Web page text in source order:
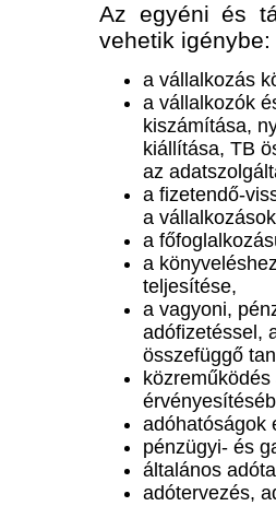
Az egyéni és
vehetik igénybe:
a vállalkozás
a vállalkozók
kiszámítása,
kiállítása, TB
az
a fizetendő-
a
a
a
teljesítése,
a vagyoni,
adófizetéssel,
összefüggő
adóhatóságok
pénzügyi- és
általános
adótervezés,